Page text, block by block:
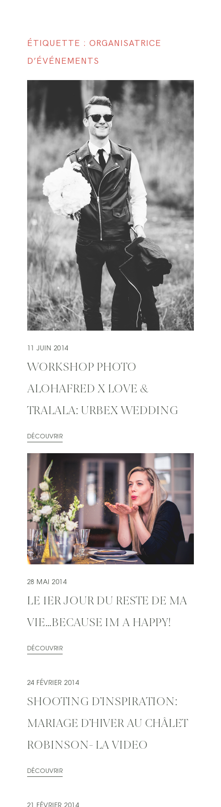
ÉTIQUETTE : ORGANISATRICE
D’ÉVÉNEMENTS
11 JUIN 2014
WORKSHOP PHOTO
ALOHAFRED X LOVE &
TRALALA: URBEX WEDDING
DÉCOUVRIR
28 MAI 2014
LE 1ER JOUR DU RESTE DE MA
VIE…BECAUSE IM A HAPPY!
DÉCOUVRIR
24 FÉVRIER 2014
SHOOTING D’INSPIRATION:
MARIAGE D’HIVER AU CHÂLET
ROBINSON- LA VIDEO
DÉCOUVRIR